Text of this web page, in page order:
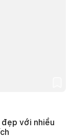
với nhiều